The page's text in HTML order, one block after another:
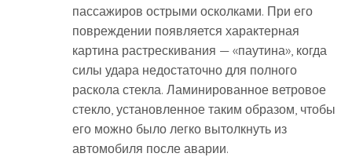
пассажиров острыми осколками. При его
повреждении появляется характерная
картина растрескивания — «паутина», когда
силы удара недостаточно для полного
раскола стекла. Ламинированное ветровое
стекло, установленное таким образом, чтобы
его можно было легко вытолкнуть из
автомобиля после аварии.